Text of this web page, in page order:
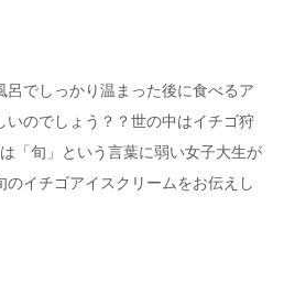
呂でしっかり温まった後に食べるア
いのでしょう？？世の中はイチゴ狩
「旬」という言葉に弱い女子大生が
イチゴアイスクリームをお伝えし